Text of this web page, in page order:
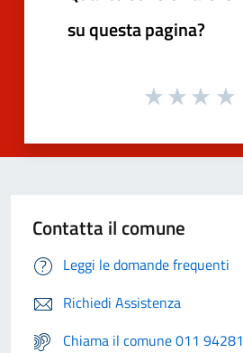
su questa pagina?
Contatta il comune
Leggi le domande frequenti
Richiedi Assistenza
Chiama il comune 011 94281